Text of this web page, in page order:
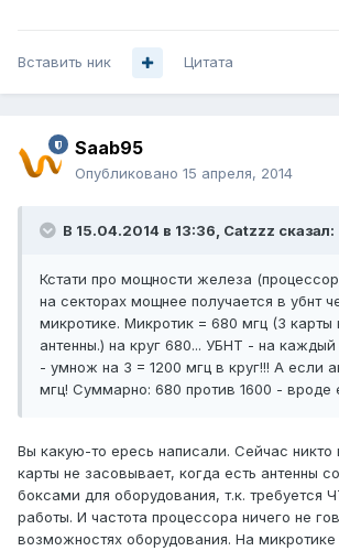
Вставить ник Цитата
Saab95
Опубликовано 15 апреля, 2014
В 15.04.2014 в 13:36, Catzzz сказал:
Кстати про мощности железа
на секторах мощнее получается в убнт
микротике. Микротик = 680 мгц (3 карты
антенны.) на круг 680... УБНТ - на
- умнож на 3 = 1200 мгц в круг!!! А если
мгц! Суммарно: 680 против 1600 - вроде
Вы какую-то ересь написали. Сейчас никто
карты не засовывает, когда есть антенны
боксами для оборудования, т.к. требуется
работы. И частота процессора ничего не
возможностях оборудования. На